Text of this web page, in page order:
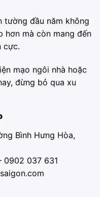
tường đầu năm không
hơn mà còn mang đến
cực.
mạo ngôi nhà hoặc
đừng bỏ qua xu
Bình Hưng Hòa,
0902 037 631